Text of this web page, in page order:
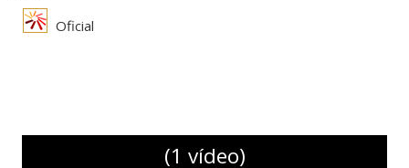
Oficial
(1 vídeo)